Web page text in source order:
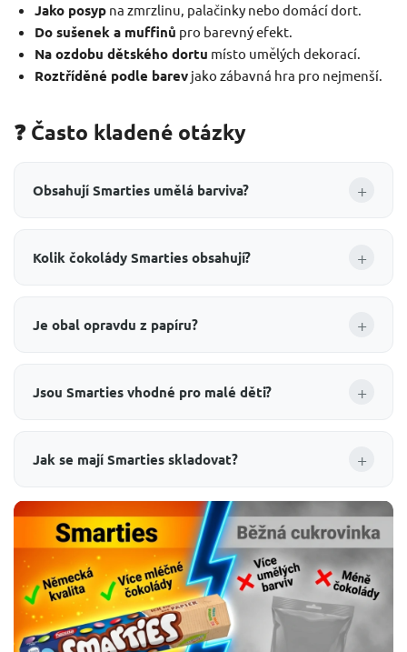
Jako posypna zmrzlinu, palačinky nebo domácí dort.
Do sušenek a muffinů pro barevný efekt.
Na ozdobu dětského dortu místo umělých dekorací.
Roztříděné podle barevjako zábavná hra pro nejmenší.
❓ Často kladené otázky
Obsahují Smarties umělá barviva? +
Kolik čokolády Smarties obsahují? +
Je obal opravdu z papíru? +
Jsou Smarties vhodné pro malé děti? +
Jak se mají Smarties skladovat? +